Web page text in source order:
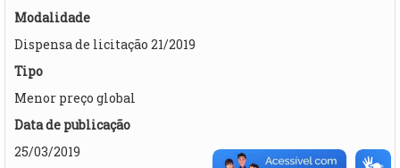
Modalidade
Dispensa de licitação 21/2019
Tipo
Menor preço global
Data de publicação
25/03/2019